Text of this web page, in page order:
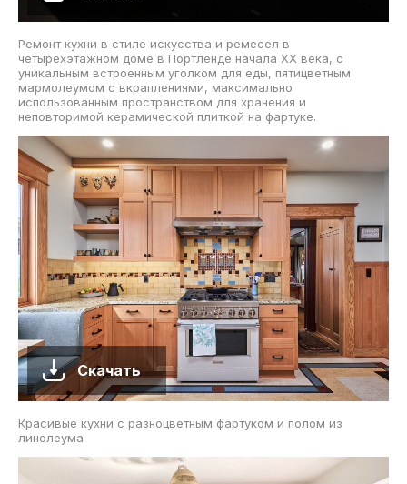
Ремонт кухни в стиле искусства и ремесел в
четырехэтажном доме в Портленде начала XX века, с
уникальным встроенным уголком для еды, пятицветным
мармолеумом с вкраплениями, максимально
использованным пространством для хранения и
неповторимой керамической плиткой на фартуке.
Скачать
Красивые кухни с разноцветным фартуком и полом из
линолеума